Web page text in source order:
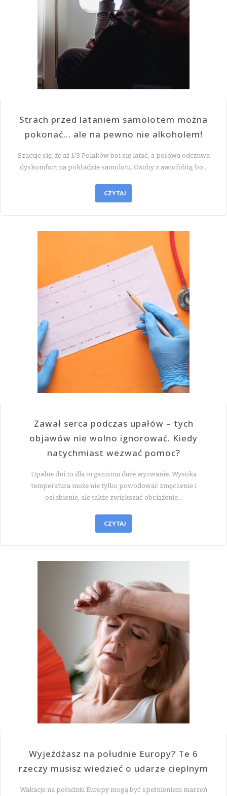
Strach przed lataniem samolotem można
pokonać… ale na pewno nie alkoholem!
Szacuje się, że aż 1/3 Polaków boi się latać, a połowa odczuwa
dyskomfort na pokładzie samolotu. Osoby z awiofobią, bo…
CZYTAJ
Zawał serca podczas upałów – tych
objawów nie wolno ignorować. Kiedy
natychmiast wezwać pomoc?
Upalne dni to dla organizmu duże wyzwanie. Wysoka
temperatura może nie tylko powodować zmęczenie i
osłabienie, ale także zwiększać obciążenie…
CZYTAJ
Wyjeżdżasz na południe Europy? Te 6
rzeczy musisz wiedzieć o udarze cieplnym
Wakacje na południu Europy mogą być spełnieniem marzeń